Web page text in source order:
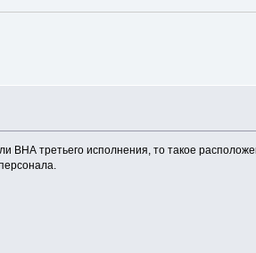
ВНА третьего исполнения, то такое